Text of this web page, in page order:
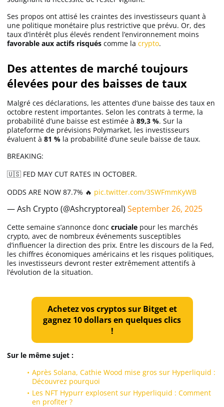
Ses propos ont attisé les craintes des investisseurs quant à
une politique monétaire plus restrictive que prévu. Or, des
taux d’intérêt plus élevés rendent l’environnement moins
favorable aux actifs risqués comme la crypto.
Des attentes de marché toujours
élevées pour des baisses de taux
Malgré ces déclarations, les attentes d’une baisse des taux en
octobre restent importantes. Selon les contrats à terme, la
probabilité d’une baisse est estimée à 89,3 %. Sur la
plateforme de prévisions Polymarket, les investisseurs
évaluent à 81 % la probabilité d’une seule baisse de taux.
BREAKING:
🇺🇸 FED MAY CUT RATES IN OCTOBER.
ODDS ARE NOW 87.7% 🔥 pic.twitter.com/3SWFmmKyWB
— Ash Crypto (@Ashcryptoreal) September 26, 2025
Cette semaine s’annonce donc cruciale pour les marchés
crypto, avec de nombreux événements susceptibles
d’influencer la direction des prix. Entre les discours de la Fed,
les chiffres économiques américains et les risques politiques,
les investisseurs devront rester extrêmement attentifs à
l’évolution de la situation.
Achetez vos cryptos sur Bitget et
gagnez 10 dollars en quelques clics
!
Sur le même sujet :
Après Solana, Cathie Wood mise gros sur Hyperliquid :
Découvrez pourquoi
Les NFT Hypurr explosent sur Hyperliquid : Comment
en profiter ?